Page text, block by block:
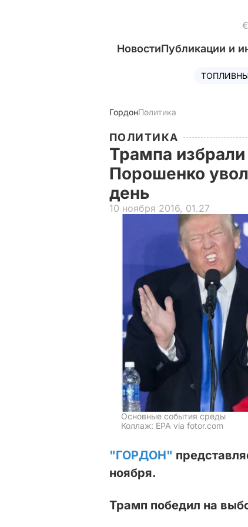
НовостиПубликации и
ГордонПолитика
ПОЛИТИКА
Трампа
Порошенко
день
10 ноября 2016, 01.27
Основные события среды
Коллаж: EPA via fotor.com
"ГОРДОН"
ноября.
Трамп победил на